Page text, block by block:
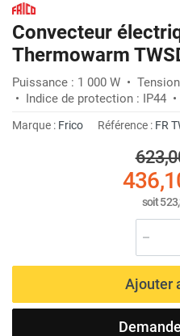
Convecteur
Thermowarm
Puissance : 1 000 W •
• Indice de protection : IP44
Marque : Frico Référence : FR
soit
Ajouter